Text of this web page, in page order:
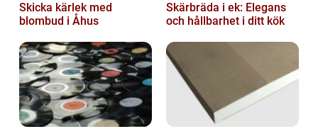
Skicka kärlek med
blombud i Åhus
Skärbräda i ek: Elegans
och hållbarhet i ditt kök